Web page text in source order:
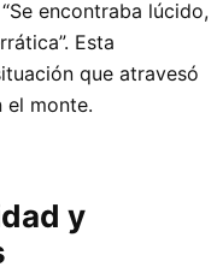
encontraba lúcido,
Esta
que atravesó
el monte.
y